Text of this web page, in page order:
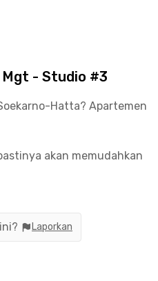
Mgt - Studio #3
Hatta? Apartemen
akan memudahkan
perbelanjaan hingga kuliner
Flores, hingga
menyediakan unit
Laporkan